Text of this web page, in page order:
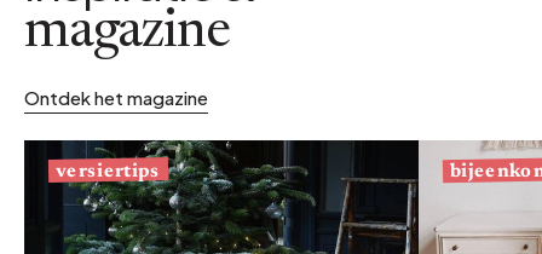
magazine
Ontdek het magazine
versiertips